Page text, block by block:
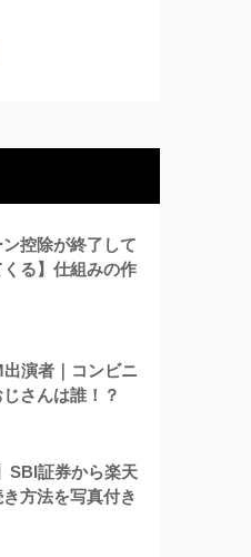
ン控除が終了して
る】仕組みの作
演者｜コンビニ
さんは誰！？
SBI証券から楽天
方法を写真付き